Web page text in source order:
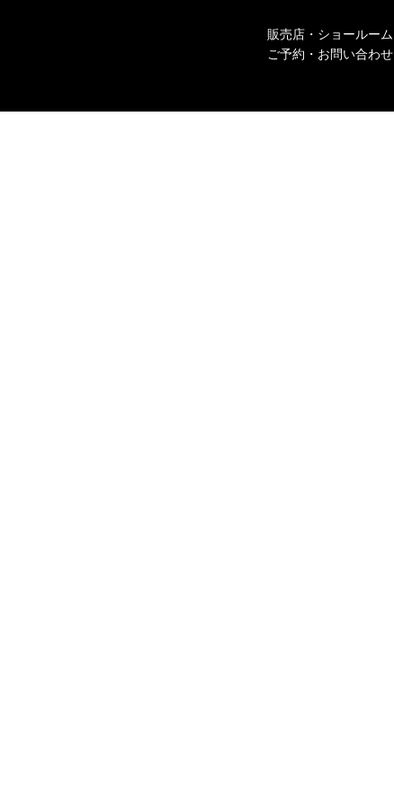
販売店・ショールーム
ご予約・お問い合わせ